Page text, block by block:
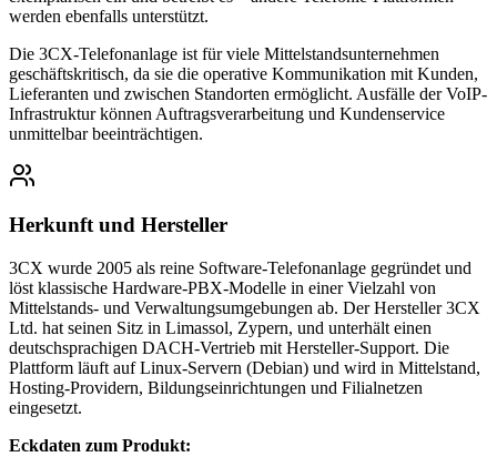
werden ebenfalls unterstützt.
Die 3CX-Telefonanlage ist für viele Mittelstandsunternehmen
geschäftskritisch, da sie die operative Kommunikation mit Kunden,
Lieferanten und zwischen Standorten ermöglicht. Ausfälle der VoIP-
Infrastruktur können Auftragsverarbeitung und Kundenservice
unmittelbar beeinträchtigen.
Herkunft und Hersteller
3CX wurde 2005 als reine Software-Telefonanlage gegründet und
löst klassische Hardware-PBX-Modelle in einer Vielzahl von
Mittelstands- und Verwaltungsumgebungen ab. Der Hersteller 3CX
Ltd. hat seinen Sitz in Limassol, Zypern, und unterhält einen
deutschsprachigen DACH-Vertrieb mit Hersteller-Support. Die
Plattform läuft auf Linux-Servern (Debian) und wird in Mittelstand,
Hosting-Providern, Bildungseinrichtungen und Filialnetzen
eingesetzt.
Eckdaten zum Produkt: